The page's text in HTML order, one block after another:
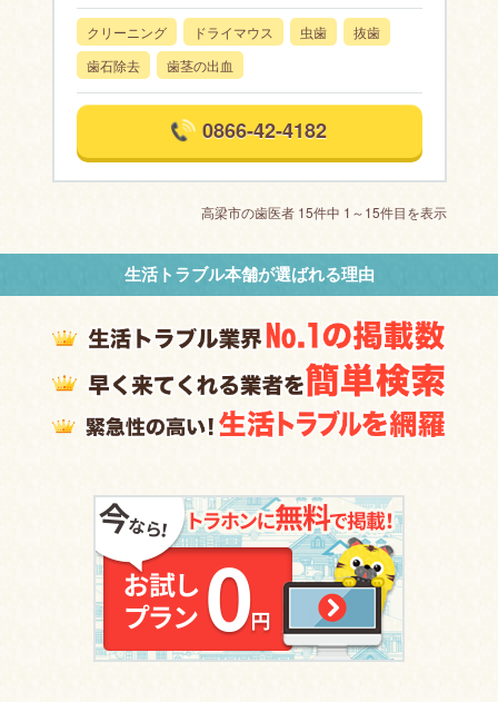
クリーニング ドライマウス 虫歯
抜歯
歯石除去
歯茎の出血
0866-42-4182
高梁市の歯医者 15件中 1～15件目を表示
生活トラブル本舗が選ばれる理由